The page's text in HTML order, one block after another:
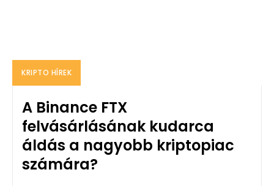
KRIPTO HÍREK
A Binance FTX
felvásárlásának kudarca
áldás a nagyobb kriptopiac
számára?